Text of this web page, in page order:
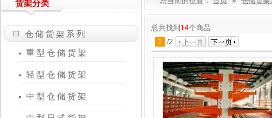
货架分类
仓储货架系列
重型仓储货架
轻型仓储货架
中型仓储货架
总共找到 14个商品
1
/2